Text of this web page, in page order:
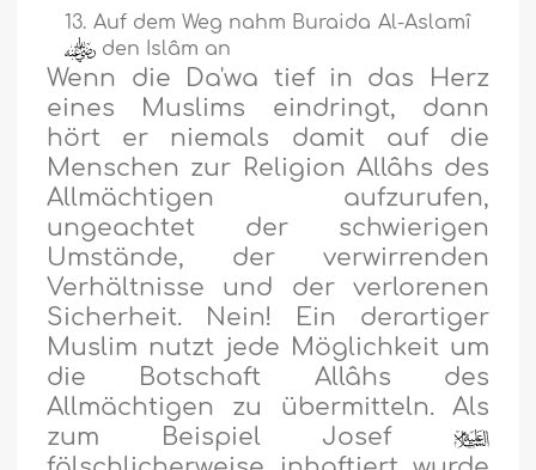
13. Auf dem Weg nahm Buraida Al-Aslamî
den Islâm an
Wenn die Da'wa tief in das Herz
eines Muslims eindringt, dann
hört er niemals damit auf die
Menschen zur Religion Allâhs des
Allmächtigen aufzurufen,
ungeachtet der schwierigen
Umstände, der verwirrenden
Verhältnisse und der verlorenen
Sicherheit. Nein! Ein derartiger
Muslim nutzt jede Möglichkeit um
die Botschaft Allâhs des
Allmächtigen zu übermitteln. Als
zum Beispiel Josef